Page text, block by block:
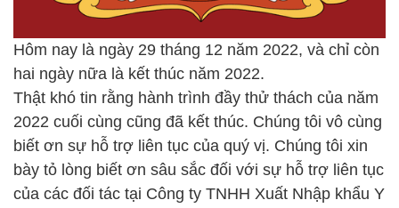
Hôm nay là ngày 29 tháng 12 năm 2022, và chỉ còn
hai ngày nữa là kết thúc năm 2022.
Thật khó tin rằng hành trình đầy thử thách của năm
2022 cuối cùng cũng đã kết thúc. Chúng tôi vô cùng
biết ơn sự hỗ trợ liên tục của quý vị. Chúng tôi xin
bày tỏ lòng biết ơn sâu sắc đối với sự hỗ trợ liên tục
của các đối tác tại Công ty TNHH Xuất Nhập khẩu Y